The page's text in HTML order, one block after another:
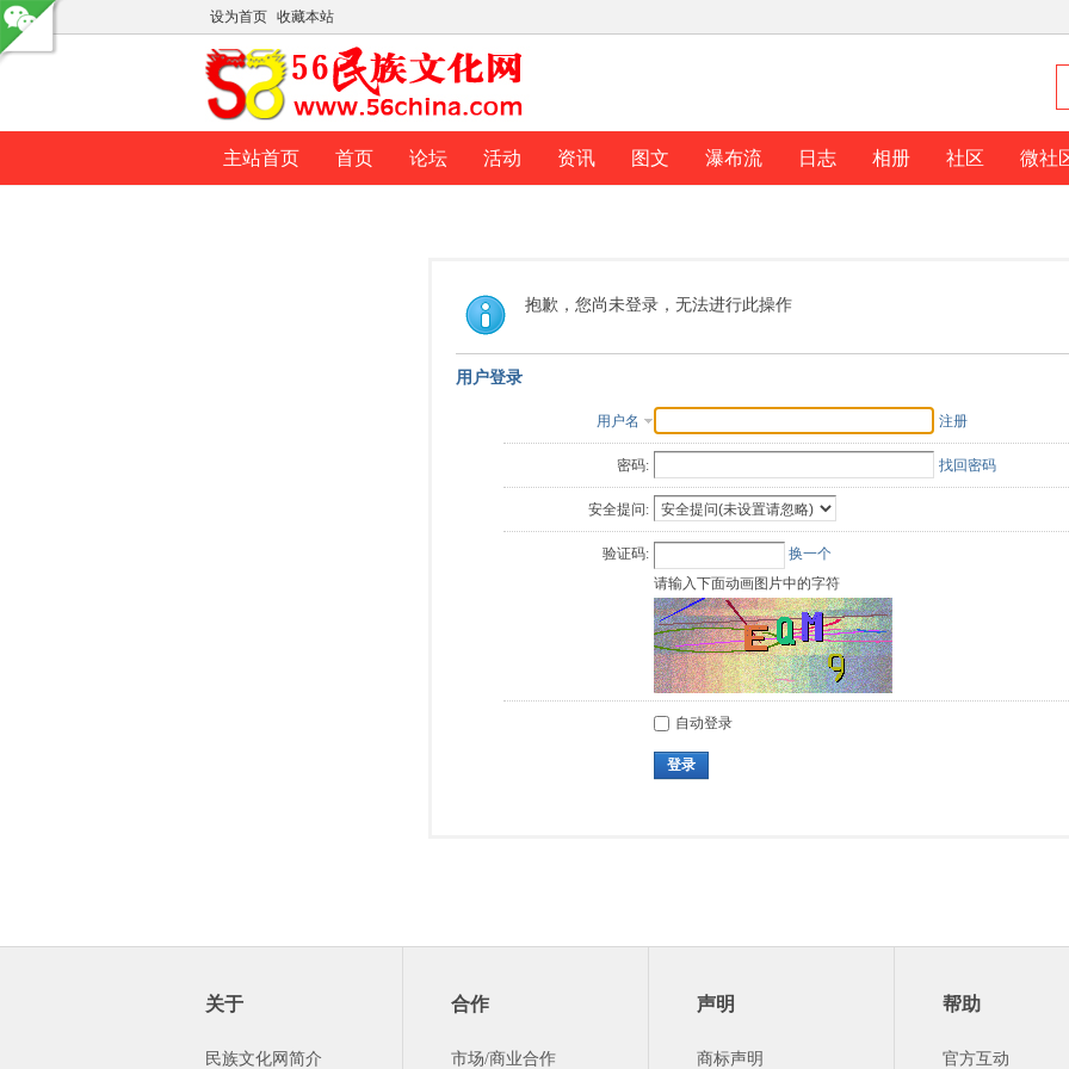
设为首页 收藏本站
主站首页 首页 论坛 活动 资讯 图文 瀑布流 日志 相册 社区 微社
抱歉，您尚未登录，无法进行此操作
用户登录
用户名 注册
密码: 找回密码
安全提问:
验证码:
换一个
请输入下面动画图片中的字符
自动登录
登录
关于
民族文化网简介
合作
市场/商业合作
声明
商标声明
帮助
官方互动